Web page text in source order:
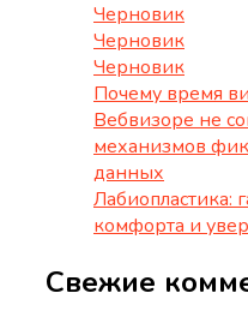
Черновик
Черновик
Черновик
Почему время
Вебвизоре не
механизмов
данных
Лабиопластика:
комфорта и
Свежие